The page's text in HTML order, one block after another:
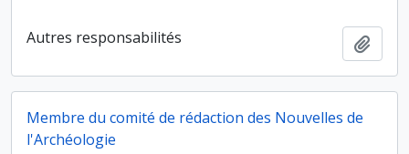
Autres responsabilités
Membre du comité de rédaction des Nouvelles de
l'Archéologie